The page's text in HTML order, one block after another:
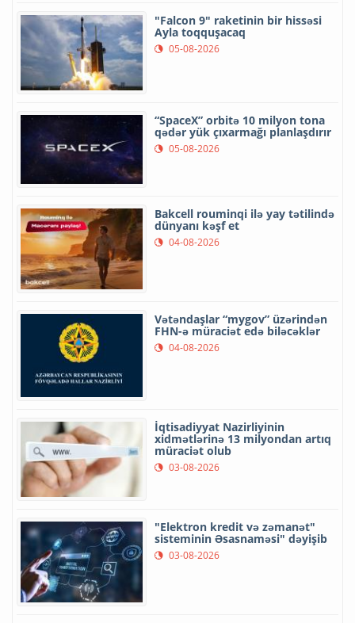
"Falcon 9" raketinin bir hissəsi
Ayla toqquşacaq
05-08-2026
“SpaceX” orbitə 10 milyon tona
qədər yük çıxarmağı planlaşdırır
05-08-2026
Bakcell rouminqi ilə yay tətilində
dünyanı kəşf et
04-08-2026
Vətəndaşlar “mygov” üzərindən
FHN-ə müraciət edə biləcəklər
04-08-2026
İqtisadiyyat Nazirliyinin
xidmətlərinə 13 milyondan artıq
müraciət olub
03-08-2026
"Elektron kredit və zəmanət"
sisteminin Əsasnaməsi" dəyişib
03-08-2026